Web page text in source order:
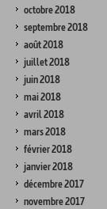
octobre 2018
septembre 2018
août 2018
juillet 2018
juin 2018
mai 2018
avril 2018
mars 2018
février 2018
janvier 2018
décembre 2017
novembre 2017